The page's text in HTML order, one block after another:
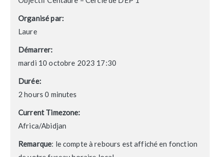
Organisé par:
Laure
Démarrer:
mardi 10 octobre 2023 17:30
Durée:
2 hours 0 minutes
Current Timezone:
Africa/Abidjan
Remarque: le compte à rebours est affiché en fonction